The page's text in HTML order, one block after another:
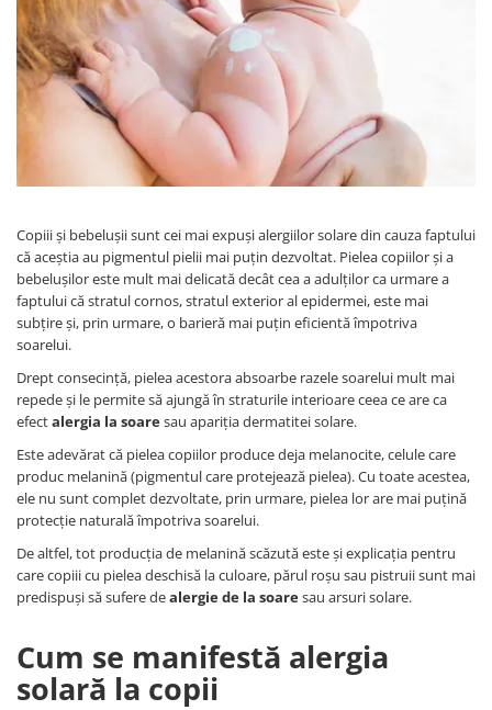
Protectii utile
Poarta siguranta copii
Deflectoare pentru aer conditionat
Protectii exterior
Casti antifonice pentru copii si
ski
Accesorii auto copii
Haine & accesorii plaja
Haine plaja / inot
Ochelari de soare
Palarii protectie UV
Accesorii plaja
Puericultura mare
Somnul bebelusului
Carucioare si scaune auto
Tarcuri copii / bebelusi
Scaune masa
Ingrijire bebe si mama
Igiena si ingrijire bebelusi
Copiii și bebelușii sunt cei mai expuși alergiilor solare din cauza faptului
că aceștia au pigmentul pielii mai puțin dezvoltat. Pielea copiilor și a
bebelușilor este mult mai delicată decât cea a adulților ca urmare a
faptului că stratul cornos, stratul exterior al epidermei, este mai
subțire și, prin urmare, o barieră mai puțin eficientă împotriva
soarelui.
Drept consecință, pielea acestora absoarbe razele soarelui mult mai
repede și le permite să ajungă în straturile interioare ceea ce are ca
efectalergia la soaresau apariția dermatitei solare.
Este adevărat că pielea copiilor produce deja melanocite, celule care
produc melanină (pigmentul care protejează pielea). Cu toate acestea,
ele nu sunt complet dezvoltate, prin urmare, pielea lor are mai puțină
protecție naturală împotriva soarelui.
De altfel, tot producția de melanină scăzută este și explicația pentru
care copiii cu pielea deschisă la culoare, părul roșu sau pistruii sunt mai
predispuși să sufere dealergie de la soaresau arsuri solare.
Cum se manifestă alergia
solară la copii